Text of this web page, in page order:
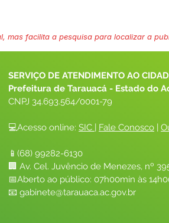
mas facilita a pesquisa para localizar a
SERVIÇO DE ATENDIMENTO AO
Prefeitura de Tarauacá - Estado do
CNPJ 34.693.564/0001-79
💻Acesso online: SIC | Fale Conosco |
📱(68) 99282-6130
🏢 Av. Cel. Juvêncio de Menezes, nº
📅Aberto ao público: 07h00min às
📧 gabinete@tarauaca.ac.gov.br